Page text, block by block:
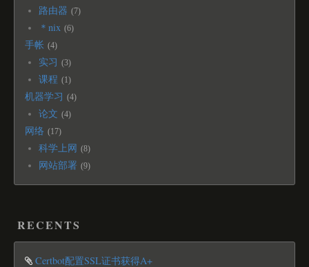
路由器 7
＊nix 6
手帐 4
实习 3
课程 1
机器学习 4
论文 4
网络 17
科学上网 8
网站部署 9
RECENTS
Certbot配置SSL证书获得A+